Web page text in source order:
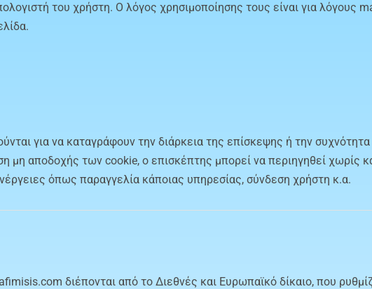
του χρήστη. Ο λόγος χρησιμοποίησης τους είναι για λόγους
για να καταγράφουν την διάρκεια της επίσκεψης ή την
μη αποδοχής των cookie, ο επισκέπτης μπορεί να περιηγηθεί χωρίς
όπως παραγγελία κάποιας υπηρεσίας, σύνδεση χρήστη κ.α.
διέπονται από το Διεθνές και Ευρωπαϊκό δίκαιο, που